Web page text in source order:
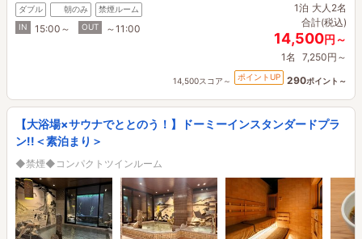
ダブル 朝のみ
禁煙ルーム
IN
15:00～ OUT ～11:00
1泊 大人2名
合計(税込)
14,500円～
1名 7,250円～
14,500スコア～ ポイントUP 290ポイント～
【大浴場×サウナでととのう！】ドーミーインスタンダードプラ
ン!!＜素泊まり＞
◆禁煙◆コンパクトツインルーム